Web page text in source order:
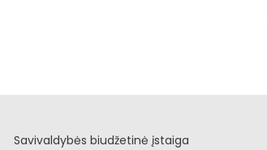
Savivaldybės biudžetinė įstaiga